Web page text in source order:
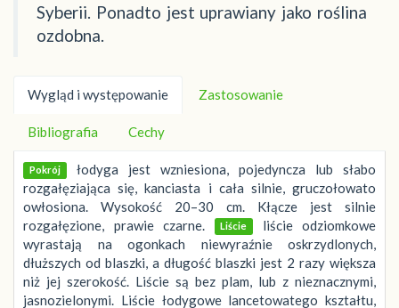
Syberii. Ponadto jest uprawiany jako roślina
ozdobna.
Wygląd i występowanie Zastosowanie
Bibliografia Cechy
Pokrój łodyga jest wzniesiona, pojedyncza lub słabo
rozgałęziająca się, kanciasta i cała silnie, gruczołowato
owłosiona. Wysokość 20–30 cm. Kłącze jest silnie
rozgałęzione, prawie czarne.
Liście
liście odziomkowe
wyrastają na ogonkach niewyraźnie oskrzydlonych,
dłuższych od blaszki, a długość blaszki jest 2 razy większa
niż jej szerokość. Liście są bez plam, lub z nieznacznymi,
jasnozielonymi. Liście łodygowe lancetowatego kształtu,